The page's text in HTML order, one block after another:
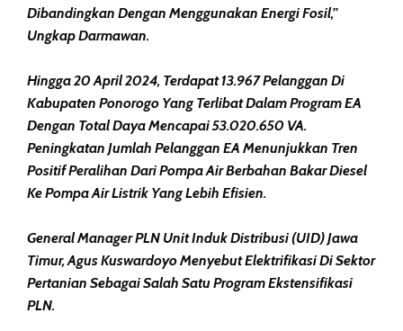
Dibandingkan Dengan Menggunakan Energi Fosil,”
Ungkap Darmawan.
Hingga 20 April 2024, Terdapat 13.967 Pelanggan Di
Kabupaten Ponorogo Yang Terlibat Dalam Program EA
Dengan Total Daya Mencapai 53.020.650 VA.
Peningkatan Jumlah Pelanggan EA Menunjukkan Tren
Positif Peralihan Dari Pompa Air Berbahan Bakar Diesel
Ke Pompa Air Listrik Yang Lebih Efisien.
General Manager PLN Unit Induk Distribusi (UID) Jawa
Timur, Agus Kuswardoyo Menyebut Elektrifikasi Di Sektor
Pertanian Sebagai Salah Satu Program Ekstensifikasi
PLN.